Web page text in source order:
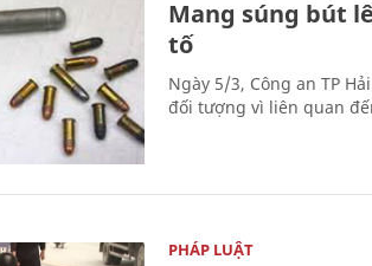
Mang súng bút
tố
Ngày 5/3, Công an TP
đối tượng vì liên quan
PHÁP LUẬT